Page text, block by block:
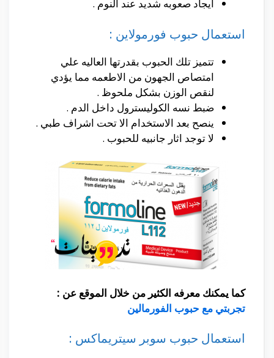
ايجاد صعوبه شديد عند النوم .
استعمال حبوب فورمولاين :
تتميز تلك الحبوب بقدرتها العاليه علي
امتصاص الجهون من الاطعمه مما يؤدي
لنقص الوزن بشكل ملحوظ .
ضبط نسه الكوليسترول داخل الدم .
ينصح بعد الاستخدام الا تحت اشراف طبي .
لا توجد اثار جانبيه للحبوب .
كما يمكنك معرفه الكثير من خلال الموقع عن :
تجربتي مع حبوب الفورمالين
استعمال حبوب سوبر سيتريماكس :